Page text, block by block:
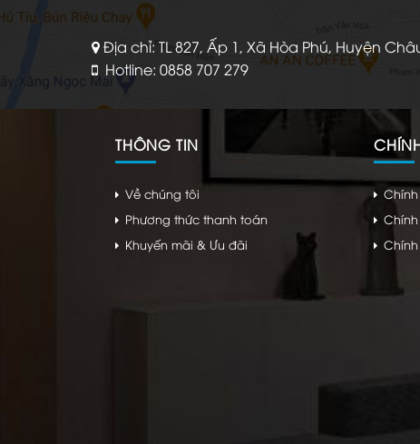
Địa chỉ: TL 827, Ấp 1, Xã Hòa Phú, Huyện
Hotline: 0858 707 279
THÔNG TIN
Về chúng tôi
Phương thức thanh toán
Khuyến mãi & Ưu đãi